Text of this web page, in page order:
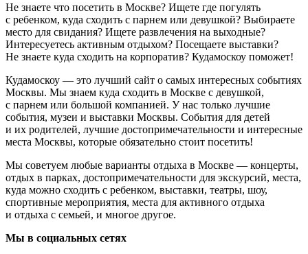
Не знаете что посетить в Москве? Ищете где погулять
с ребенком, куда сходить с парнем или девушкой? Выбираете
место для свидания? Ищете развлечения на выходные?
Интересуетесь активным отдыхом? Посещаете выставки?
Не знаете куда сходить на корпоратив? Кудамоскоу поможет!
Кудамоскоу — это лучший сайт о самых интересных событиях
Москвы. Мы знаем куда сходить в Москве с девушкой,
с парнем или большой компанией. У нас только лучшие
события, музеи и выставки Москвы. События для детей
и их родителей, лучшие достопримечательности и интересные
места Москвы, которые обязательно стоит посетить!
Мы советуем любые варианты отдыха в Москве — концерты,
отдых в парках, достопримечательности для экскурсий, места,
куда можно сходить с ребенком, выставки, театры, шоу,
спортивные мероприятия, места для активного отдыха
и отдыха с семьей, и многое другое.
Мы в социальных сетях